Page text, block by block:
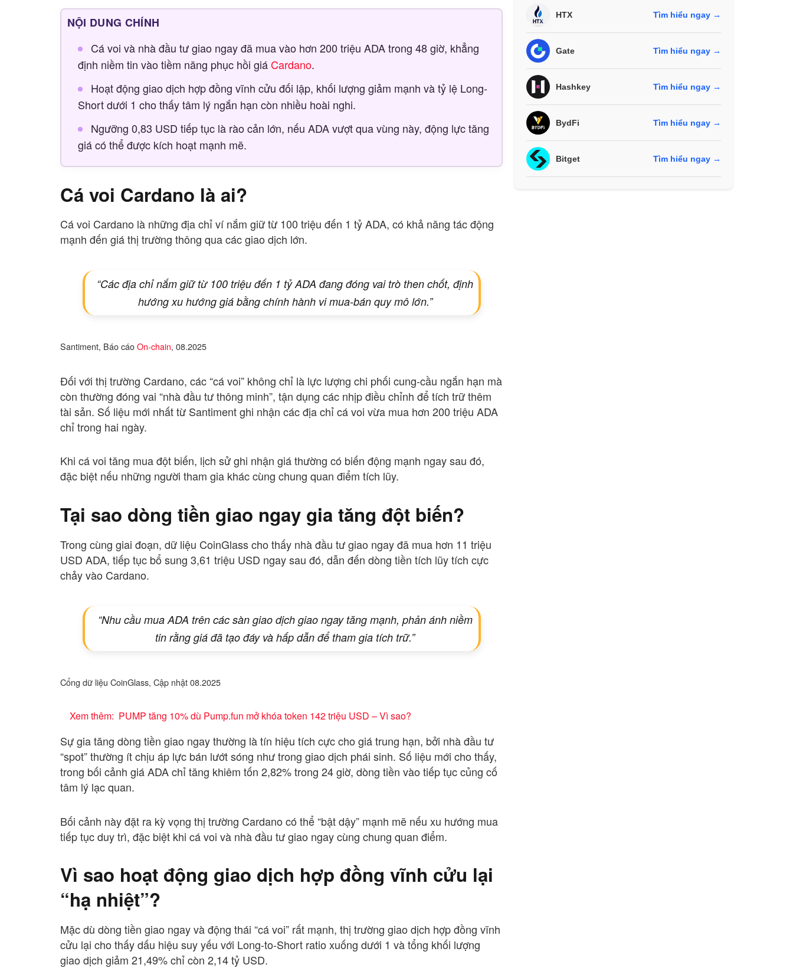
NỘI DUNG CHÍNH
Cá voi và nhà đầu tư giao ngay đã mua vào hơn 200 triệu ADA trong 48 giờ, khẳng
định niềm tin vào tiềm năng phục hồi giá Cardano.
Hoạt động giao dịch hợp đồng vĩnh cửu đối lập, khối lượng giảm mạnh và tỷ lệ Long-
Short dưới 1 cho thấy tâm lý ngắn hạn còn nhiều hoài nghi.
Ngưỡng 0,83 USD tiếp tục là rào cản lớn, nếu ADA vượt qua vùng này, động lực tăng
giá có thể được kích hoạt mạnh mẽ.
Cá voi Cardano là ai?
Cá voi Cardano là những địa chỉ ví nắm giữ từ 100 triệu đến 1 tỷ ADA, có khả năng tác động
mạnh đến giá thị trường thông qua các giao dịch lớn.
“Các địa chỉ nắm giữ từ 100 triệu đến 1 tỷ ADA đang đóng vai trò then chốt, định
hướng xu hướng giá bằng chính hành vi mua-bán quy mô lớn.”
Santiment, Báo cáoOn-chain, 08.2025
Đối với thị trường Cardano, các “cá voi” không chỉ là lực lượng chi phối cung-cầu ngắn hạn mà
còn thường đóng vai “nhà đầu tư thông minh”, tận dụng các nhịp điều chỉnh để tích trữ thêm
tài sản. Số liệu mới nhất từ Santiment ghi nhận các địa chỉ cá voi vừa mua hơn 200 triệu ADA
chỉ trong hai ngày.
Khi cá voi tăng mua đột biến, lịch sử ghi nhận giá thường có biến động mạnh ngay sau đó,
đặc biệt nếu những người tham gia khác cùng chung quan điểm tích lũy.
Tại sao dòng tiền giao ngay gia tăng đột biến?
Trong cùng giai đoạn, dữ liệu CoinGlass cho thấy nhà đầu tư giao ngay đã mua hơn 11 triệu
USD ADA, tiếp tục bổ sung 3,61 triệu USD ngay sau đó, dẫn đến dòng tiền tích lũy tích cực
chảy vào Cardano.
“Nhu cầu mua ADA trên các sàn giao dịch giao ngay tăng mạnh, phản ánh niềm
tin rằng giá đã tạo đáy và hấp dẫn để tham gia tích trữ.”
Cổng dữ liệu CoinGlass, Cập nhật 08.2025
Xem thêm: PUMP tăng 10% dù Pump.fun mở khóa token 142 triệu USD – Vì sao?
Sự gia tăng dòng tiền giao ngay thường là tín hiệu tích cực cho giá trung hạn, bởi nhà đầu tư
“spot” thường ít chịu áp lực bán lướt sóng như trong giao dịch phái sinh. Số liệu mới cho thấy,
trong bối cảnh giá ADA chỉ tăng khiêm tốn 2,82% trong 24 giờ, dòng tiền vào tiếp tục củng cố
tâm lý lạc quan.
Bối cảnh này đặt ra kỳ vọng thị trường Cardano có thể “bật dậy” mạnh mẽ nếu xu hướng mua
tiếp tục duy trì, đặc biệt khi cá voi và nhà đầu tư giao ngay cùng chung quan điểm.
Vì sao hoạt động giao dịch hợp đồng vĩnh cửu lại
“hạ nhiệt”?
Mặc dù dòng tiền giao ngay và động thái “cá voi” rất mạnh, thị trường giao dịch hợp đồng vĩnh
cửu lại cho thấy dấu hiệu suy yếu với Long-to-Short ratio xuống dưới 1 và tổng khối lượng
giao dịch giảm 21,49% chỉ còn 2,14 tỷ USD.
HTX Tìm hiểu ngay →
Gate Tìm hiểu ngay →
Hashkey Tìm hiểu ngay →
BydFi Tìm hiểu ngay →
Bitget Tìm hiểu ngay →